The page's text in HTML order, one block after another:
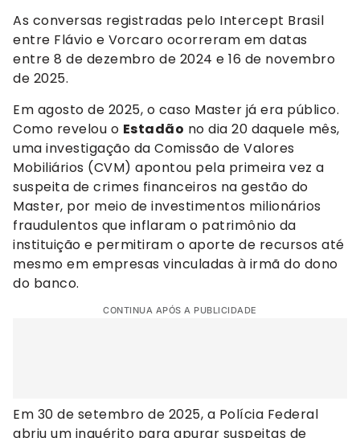
As conversas registradas pelo Intercept Brasil
entre Flávio e Vorcaro ocorreram em datas
entre 8 de dezembro de 2024 e 16 de novembro
de 2025.
Em agosto de 2025, o caso Master já era público.
Como revelou o Estadão no dia 20 daquele mês,
uma investigação da Comissão de Valores
Mobiliários (CVM) apontou pela primeira vez a
suspeita de crimes financeiros na gestão do
Master, por meio de investimentos milionários
fraudulentos que inflaram o patrimônio da
instituição e permitiram o aporte de recursos até
mesmo em empresas vinculadas à irmã do dono
do banco.
CONTINUA APÓS A PUBLICIDADE
Em 30 de setembro de 2025, a Polícia Federal
abriu um inquérito para apurar suspeitas de